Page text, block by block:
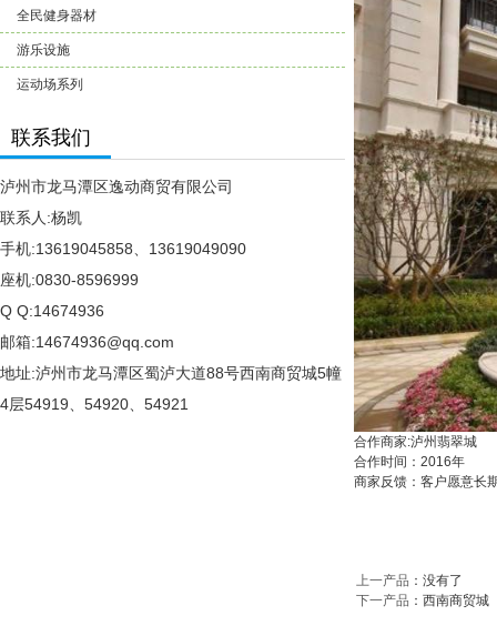
全民健身器材
游乐设施
运动场系列
联系我们
泸州市龙马潭区逸动商贸有限公司
联系人:杨凯
手机:13619045858、13619049090
座机:0830-8596999
Q Q:14674936
邮箱:14674936@qq.com
地址:泸州市龙马潭区蜀泸大道88号西南商贸城5幢
4层54919、54920、54921
合作商家:泸州翡翠城
合作时间：2016年
商家反馈：客户愿意长
上一产品 ：没有了
下一产品 ： 西南商贸城